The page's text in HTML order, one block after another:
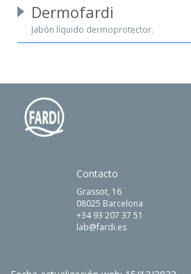
Dermofardi
Jabón líquido dermoprotector.
Contacto
Grassot, 16
08025 Barcelona
+34 93 207 37 51
lab@fardi.es